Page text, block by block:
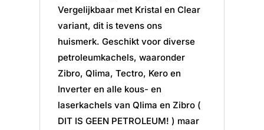
Vergelijkbaar met Kristal en Clear
variant, dit is tevens ons
huismerk. Geschikt voor diverse
petroleumkachels, waaronder
Zibro, Qlima, Tectro, Kero en
Inverter en alle kous- en
laserkachels van Qlima en Zibro (
DIT IS GEEN PETROLEUM! ) maar